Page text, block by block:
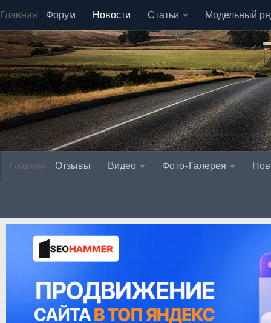
Главная Форум Новости Статьи Модельный
Главная Отзывы Видео Фото-Галерея